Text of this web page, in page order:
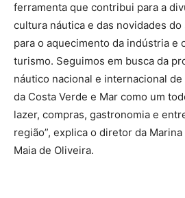
ferramenta que contribui para a
cultura náutica e das novidades
para o aquecimento da indústria e
turismo. Seguimos em busca da
náutico nacional e internacional
da Costa Verde e Mar como um
lazer, compras, gastronomia e
região”, explica o diretor da
Maia de Oliveira.